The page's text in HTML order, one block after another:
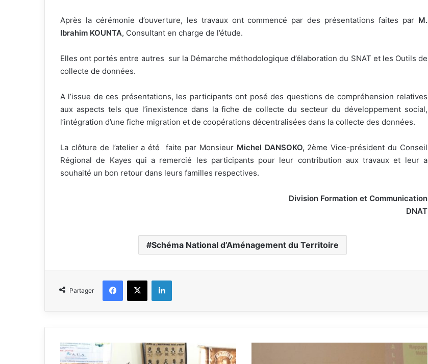
Après la cérémonie d’ouverture, les travaux ont commencé par des présentations faites par M.
Ibrahim KOUNTA, Consultant en charge de l’étude.
Elles ont portés entre autres sur la Démarche méthodologique d’élaboration du SNAT et les Outils de
collecte de données.
A l’issue de ces présentations, les participants ont posé des questions de compréhension relatives
aux aspects tels que l’inexistence dans la fiche de collecte du secteur du développement social,
l’intégration d’une fiche migration et de coopérations décentralisées dans la collecte des données.
La clôture de l’atelier a été faite par Monsieur Michel DANSOKO, 2ème Vice-président du Conseil
Régional de Kayes qui a remercié les participants pour leur contribution aux travaux et leur a
souhaité un bon retour dans leurs familles respectives.
Division Formation et Communication
DNAT
Schéma National d’Aménagement du Territoire
Partager
L